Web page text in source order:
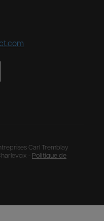
Carl Tremblay
- Politique de